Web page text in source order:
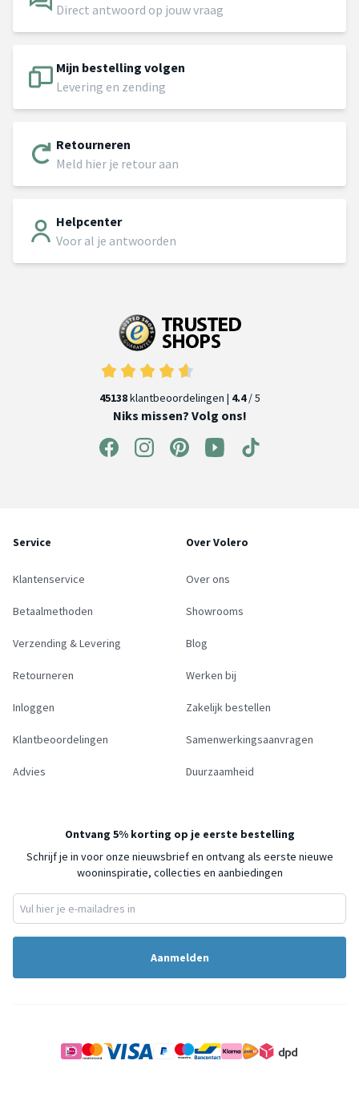
Direct antwoord op jouw vraag
Mijn bestelling volgen
Levering en zending
Retourneren
Meld hier je retour aan
Helpcenter
Voor al je antwoorden
45138klantbeoordelingen | 4.4/ 5
Niks missen? Volg ons!
Service
Klantenservice
Betaalmethoden
Verzending & Levering
Retourneren
Inloggen
Klantbeoordelingen
Advies
Over Volero
Over ons
Showrooms
Blog
Werken bij
Zakelijk bestellen
Samenwerkingsaanvragen
Duurzaamheid
Ontvang 5% korting op je eerste bestelling
Schrijf je in voor onze nieuwsbrief en ontvang als eerste nieuwe
wooninspiratie, collecties en aanbiedingen
Aanmelden